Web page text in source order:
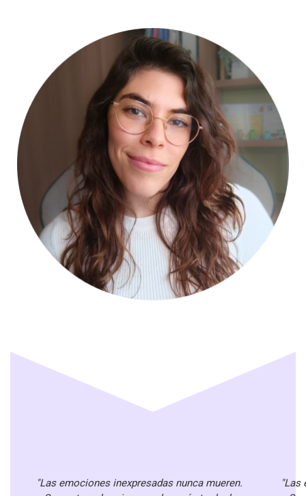
"Las emociones inexpresadas nunca mueren.
"Las